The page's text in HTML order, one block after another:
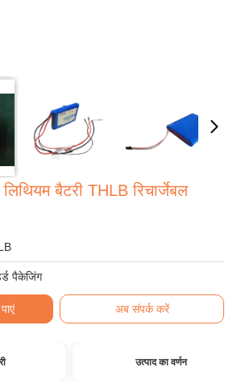
बैटरी THLB रिचार्जेबल
पैकेजिंग
अब संपर्क करें
उत्पाद का वर्णन